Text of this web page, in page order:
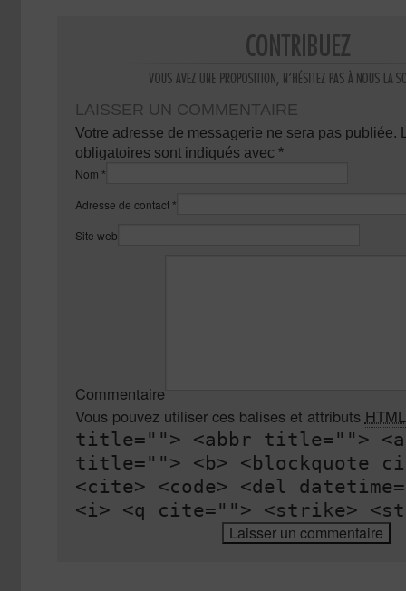
LAISSER UN COMMENTAIRE
Votre adresse de messagerie ne sera pas publiée.
obligatoires sont indiqués avec *
Nom *
Adresse de contact *
Site web
Commentaire
Vous pouvez utiliser ces balises et attributs HTML
title=""> <abbr title="">
title=""> <b> <blockquote
<cite> <code> <del
<i> <q cite=""> <strike>